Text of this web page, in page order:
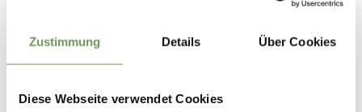
Zustimmung Details Über Cookies
Diese Webseite verwendet Cookies
E-Mail
Mitteilung